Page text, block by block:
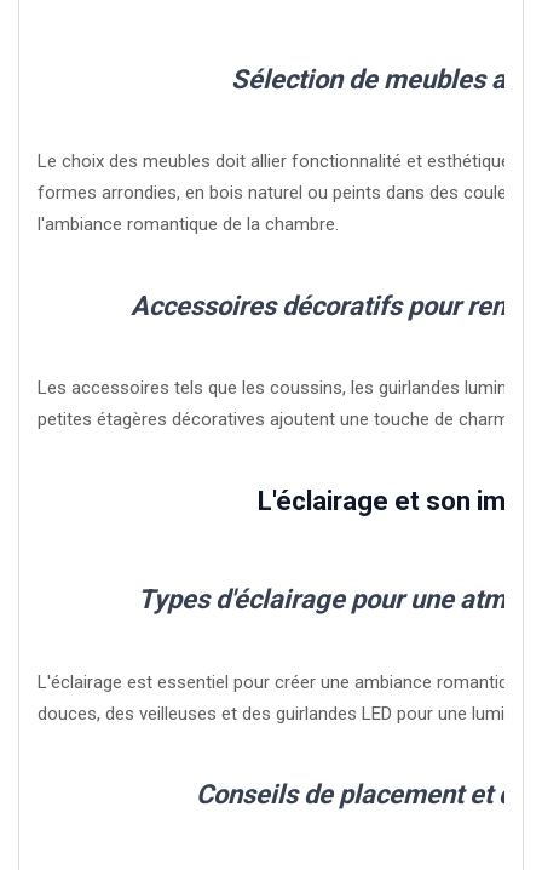
Sélection de meubles
Le choix des meubles doit allier fonctionnalité et esthétique.
formes arrondies, en bois naturel ou peints dans des couleurs
l'ambiance romantique de la chambre.
Accessoires décoratifs pour
Les accessoires tels que les coussins, les guirlandes
petites étagères décoratives ajoutent une touche de charme
L'éclairage et son
Types d'éclairage pour une
L'éclairage est essentiel pour créer une ambiance romantique.
douces, des veilleuses et des guirlandes LED pour une lumière
Conseils de placement et